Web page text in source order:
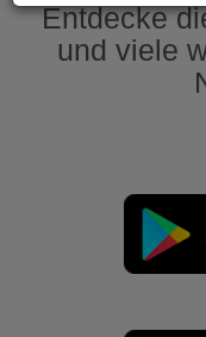
Entdecke
und viele